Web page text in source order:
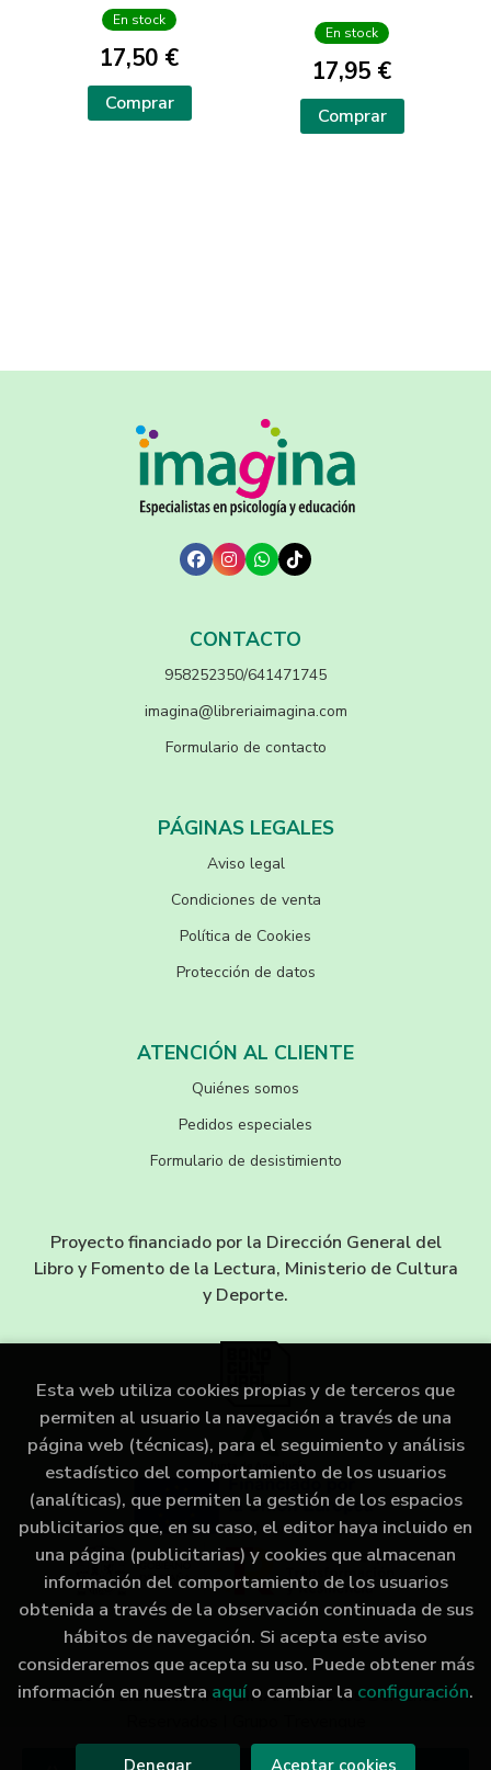
NIVEL 2
En stock
17,50 €
Comprar
En stock
17,95 €
Comprar
CONTACTO
958252350/641471745
imagina@libreriaimagina.com
Formulario de contacto
PÁGINAS LEGALES
Aviso legal
Condiciones de venta
Política de Cookies
Protección de datos
ATENCIÓN AL CLIENTE
Quiénes somos
Pedidos especiales
Formulario de desistimiento
Proyecto financiado por la Dirección General del
Libro y Fomento de la Lectura, Ministerio de Cultura
y Deporte.
2026 © LIBRERÍA IMAGINA. Todos los Derechos
Esta web utiliza cookies propias y de terceros que
permiten al usuario la navegación a través de una
página web (técnicas), para el seguimiento y análisis
estadístico del comportamiento de los usuarios
(analíticas), que permiten la gestión de los espacios
publicitarios que, en su caso, el editor haya incluido en
una página (publicitarias) y cookies que almacenan
información del comportamiento de los usuarios
obtenida a través de la observación continuada de sus
hábitos de navegación. Si acepta este aviso
consideraremos que acepta su uso. Puede obtener más
información en nuestra aquío cambiar la configuración.
Denegar Aceptar cookies